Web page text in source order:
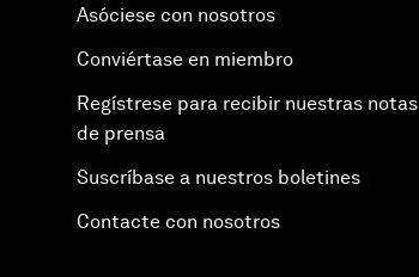
Asóciese con nosotros
Conviértase en miembro
Regístrese para recibir nuestras notas
de prensa
Suscríbase a nuestros boletines
Contacte con nosotros